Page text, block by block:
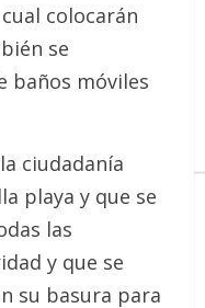
colocarán
se
baños móviles
ciudadanía
playa y que se
las
y que se
su basura para